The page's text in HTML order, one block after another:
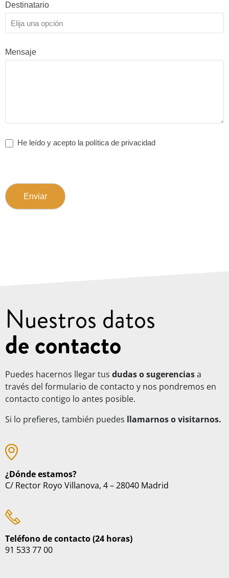
Destinatario
Mensaje
He leído y acepto la política de privacidad
Enviar
Nuestros datos
de contacto
Puedes hacernos llegar tus dudas o sugerenciasa
través del formulario de contacto y nos pondremos en
contacto contigo lo antes posible.
Si lo prefieres, también puedes llamarnos o visitarnos.
¿Dónde estamos?
C/ Rector Royo Villanova, 4 – 28040 Madrid
Teléfono de contacto (24 horas)
91 533 77 00